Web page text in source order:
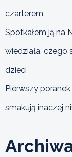
czarterem
Spotkałem ją na
wiedziała, czego
dzieci
Pierwszy
smakują inaczej